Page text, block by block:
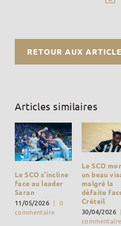
RETOUR AUX
Articles similaires
Le SCO s’incline
face au leader
Saran
11/05/2026 |
0
commentaire
Le SCO
un beau
malgré la
défaite
Créteil
30/04/2026 |
commentaire